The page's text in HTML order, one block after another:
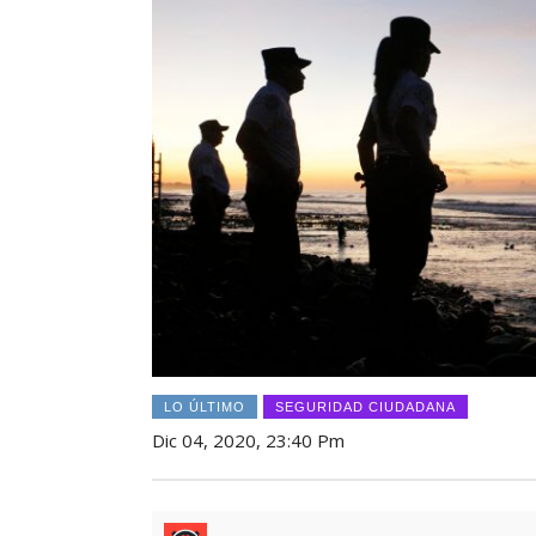
LO ÚLTIMO SEGURIDAD CIUDADANA
Dic 04, 2020, 23:40 Pm